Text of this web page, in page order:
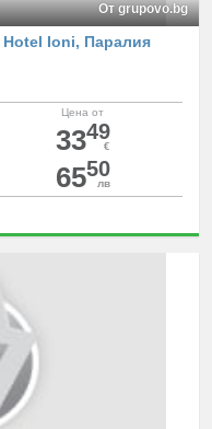
От grupovo.bg
Hotel Ioni, Паралия
Цена от
3349
€
6550
лв